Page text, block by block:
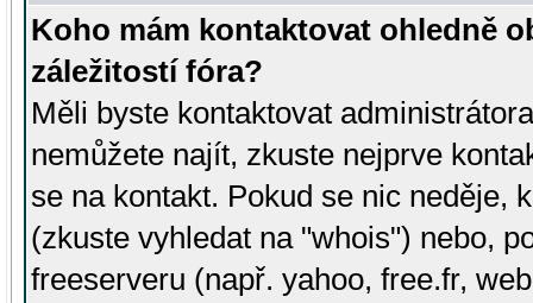
Koho mám kontaktovat ohledně
záležitostí fóra?
Měli byste kontaktovat
nemůžete najít, zkuste nejprve
se na kontakt. Pokud se nic neděje,
(zkuste vyhledat na "whois") nebo,
freeserveru (např. yahoo, free.fr,